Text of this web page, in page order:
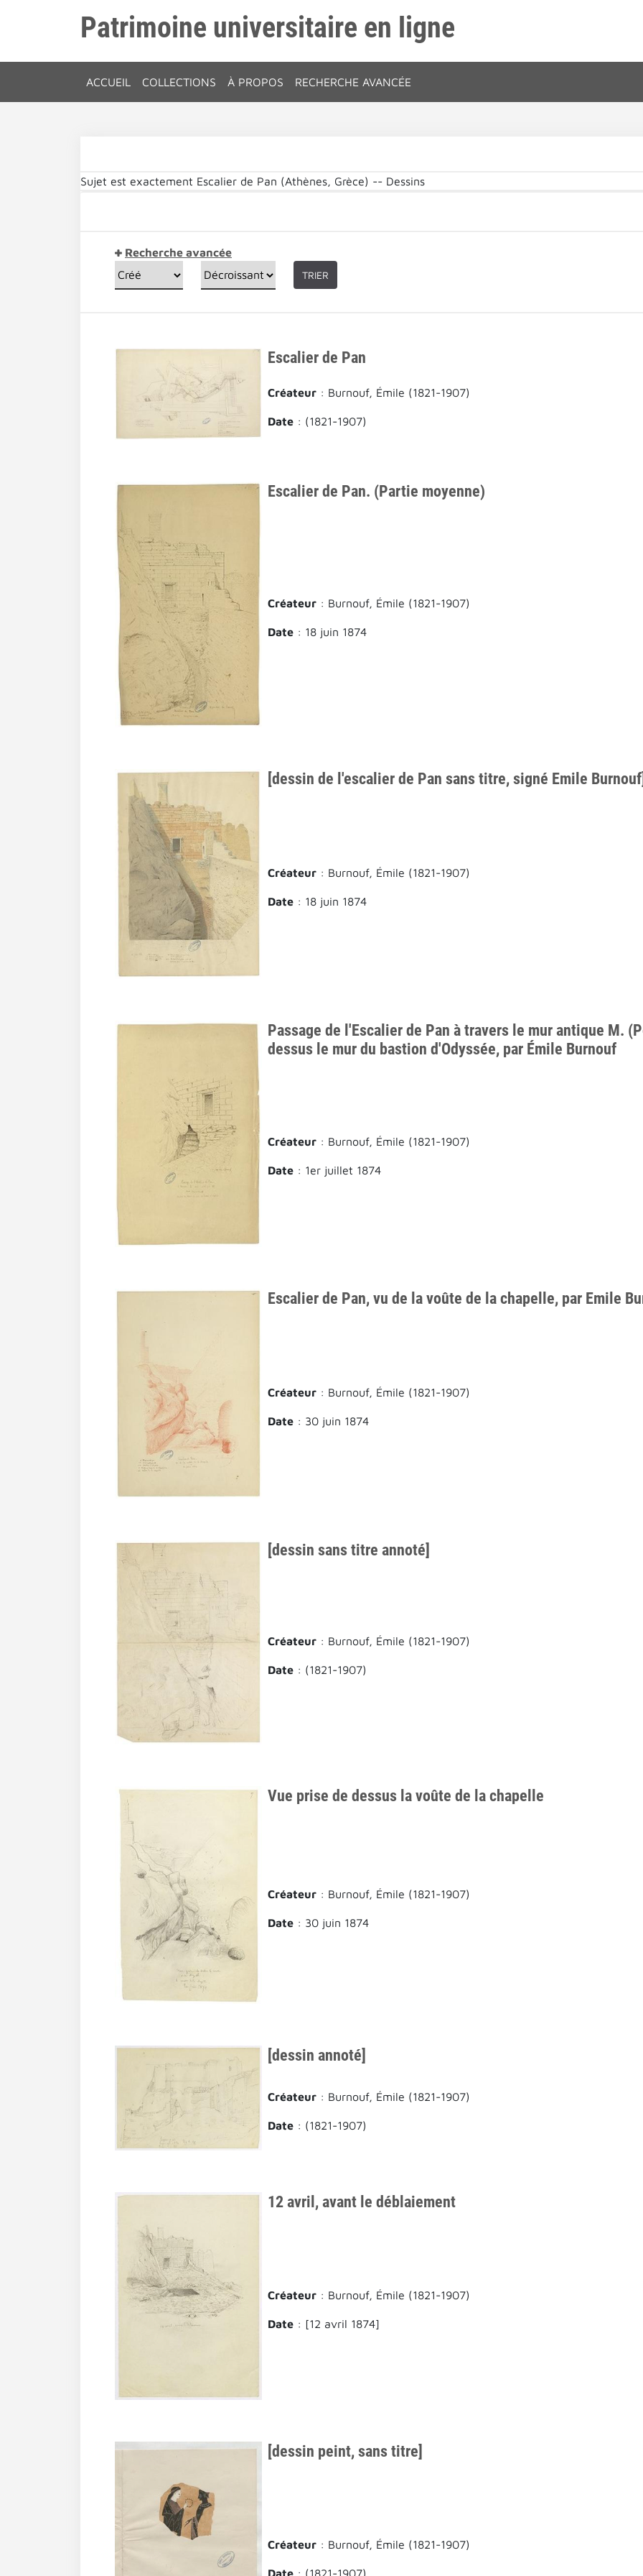
Patrimoine universitaire en ligne
ACCUEIL COLLECTIONS À PROPOS RECHERCHE AVANCÉE
Sujet est exactement Escalier de Pan (Athènes, Grèce) -- Dessins
Recherche avancée
TRIER
Escalier de Pan
Créateur: Burnouf, Émile (1821-1907)
Date: (1821-1907)
Escalier de Pan. (Partie moyenne)
Créateur: Burnouf, Émile (1821-1907)
Date: 18 juin 1874
[dessin de l'escalier de Pan sans titre, signé Emile
Créateur: Burnouf, Émile (1821-1907)
Date: 18 juin 1874
Passage de l'Escalier de Pan à travers le mur antique M.
dessus le mur du bastion d'Odyssée, par Émile Burnouf
Créateur: Burnouf, Émile (1821-1907)
Date: 1er juillet 1874
Escalier de Pan, vu de la voûte de la chapelle, par Emile
Créateur: Burnouf, Émile (1821-1907)
Date: 30 juin 1874
[dessin sans titre annoté]
Créateur: Burnouf, Émile (1821-1907)
Date: (1821-1907)
Vue prise de dessus la voûte de la chapelle
Créateur: Burnouf, Émile (1821-1907)
Date: 30 juin 1874
[dessin annoté]
Créateur: Burnouf, Émile (1821-1907)
Date: (1821-1907)
12 avril, avant le déblaiement
Créateur: Burnouf, Émile (1821-1907)
Date: [12 avril 1874]
[dessin peint, sans titre]
Créateur: Burnouf, Émile (1821-1907)
Date: (1821-1907)